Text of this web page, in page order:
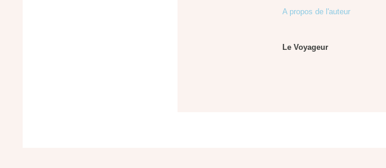
A propos de l'auteur
Le Voyageur